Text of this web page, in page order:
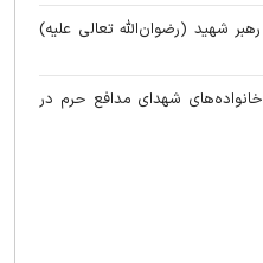
شهید (رضوان‌الله تعالی علیه)
شهدای مدافع حرم در